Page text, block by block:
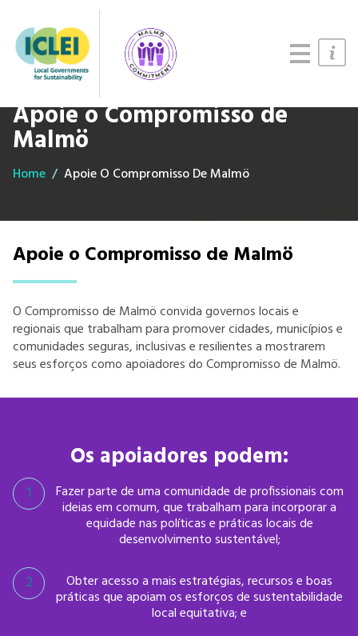
About
Apoie o Compromisso de
Malmö
Home Apoie O Compromisso De Malmö
Apoie o Compromisso de Malmö
O Compromisso de Malmö convida governos locais e
regionais que trabalham para promover cidades, municípios e
comunidades seguras, inclusivas e resilientes a mostrarem
seus esforços como apoiadores do Compromisso de Malmö.
Os apoiadores podem:
Fazer parte de uma comunidade de profissionais com
ideias em comum, que trabalham para incorporar a
equidade nas políticas e práticas locais de
desenvolvimento sustentável;
Obter acesso a mais estratégias, recursos e boas
práticas que apoiam os esforços de sustentabilidade
local equitativa; e